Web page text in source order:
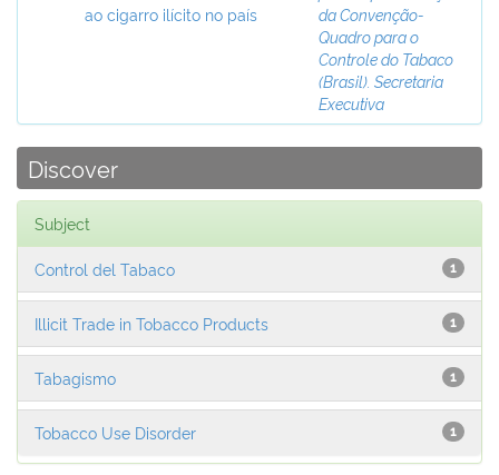
ao cigarro ilícito no país
da Convenção-
Quadro para o
Controle do Tabaco
(Brasil). Secretaria
Executiva
Discover
Subject
1
Control del Tabaco
1
Illicit Trade in Tobacco Products
1
Tabagismo
1
Tobacco Use Disorder